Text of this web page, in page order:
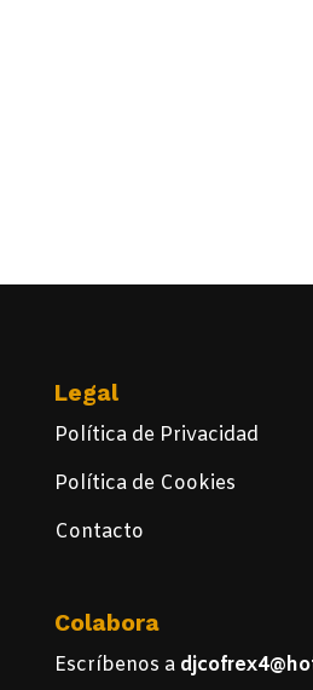
Legal
Política de Privacidad
Política de Cookies
Contacto
Colabora
Escríbenos a